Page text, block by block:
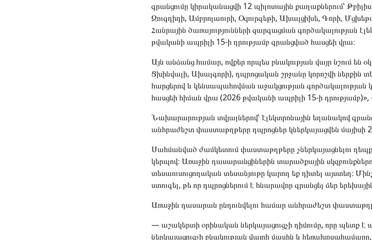
գրանցումը կիրականացվի 12 պիլոտային քաղաքներում՝
Զուգդիդի, Ամբրոլաուրի, Օզուրգեթի, Ախալցիխե, Գորի,
Հանրային ծառայությունների զարգացման գործակալության
թվականի ապրիլի 15-ի դրությամբ գրանցված հասցեի վրա։
Այն անձանց համար, ովքեր որպես բնակության վայր նշում
Ցխինվալի, Ախալգորի), դպրոցական շրջանը կորոշվի ներքին
հարցերով և կենսապահովման աջակցության
հասցեի հիման վրա (2026 թվականի ապրիլի 15-ի
Նախարարության տվյալներով՝ էլեկտրոնային եղանակով
անհրաժեշտ փաստաթղթերը դպրոցներ կներկայացվեն մայիսի
Սահմանված ժամկետում փաստաթղթերը չներկայացնելու
կերպով։ Առաջին դասարանցիներին տարածքային
տեսաուսուցողական տեսանյութը կարող եք դիտել այստեղ։
ստուգել, թե որ դպրոցներում է հնարավոր գրանցել ձեր
Առաջին դասարան ընդունվելու համար անհրաժեշտ
— աշակերտի օրինական ներկայացուցչի դիմումը, որը պետք է
ներկայացուցչի բնակության վայրի մասին և